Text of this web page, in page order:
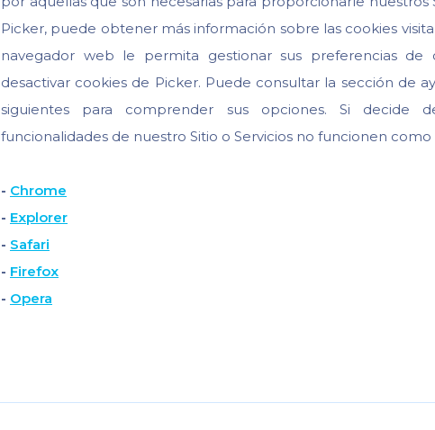
Picker, puede obtener más información sobre las cookies
navegador web le permita gestionar sus preferencias
desactivar cookies de Picker. Puede consultar la sección de
siguientes para comprender sus opciones. Si decide
funcionalidades de nuestro Sitio o Servicios no funcionen
- Chrome
- Explorer
- Safari
- Firefox
- Opera